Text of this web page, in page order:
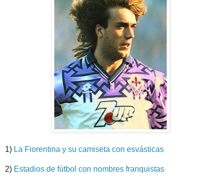
1) La Fiorentina y su camiseta con esvásticas
2) Estadios de fútbol con nombres franquistas